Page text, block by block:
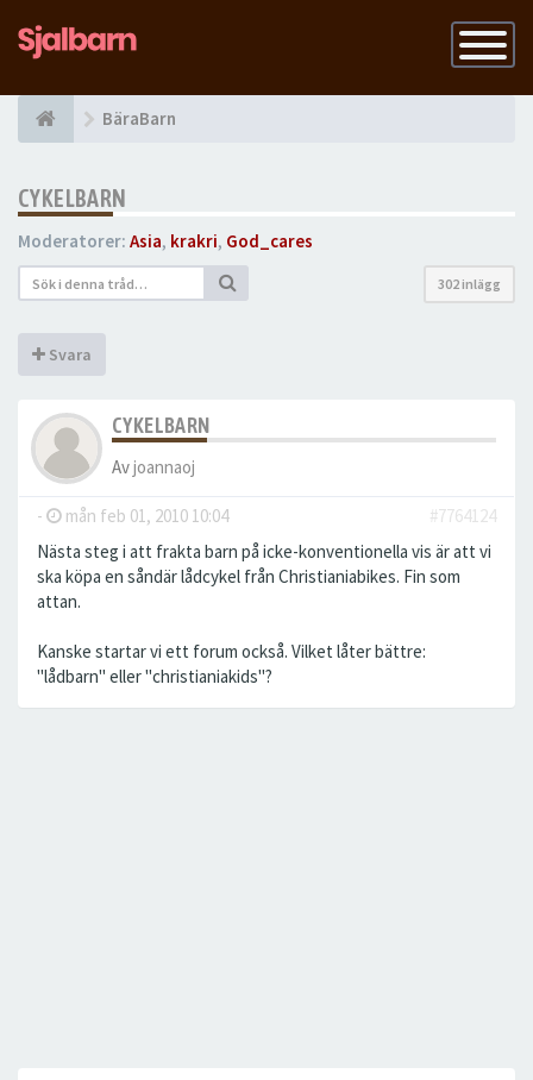
Slå
på
BäraBarn
CYKELBARN
Moderatorer: Asia, krakri, God_cares
302 inlägg
Svara
CYKELBARN
Avjoannaoj
- mån feb 01, 2010 10:04
#7764124
Nästa steg i att frakta barn på icke-konventionella vis är att vi
ska köpa en såndär lådcykel från Christianiabikes. Fin som
attan.
Kanske startar vi ett forum också. Vilket låter bättre:
"lådbarn" eller "christianiakids"?